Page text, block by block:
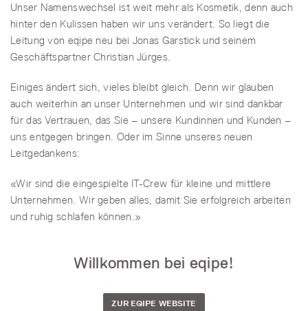
Unser Namenswechsel ist weit mehr als Kosmetik, denn auch
hinter den Kulissen haben wir uns verändert. So liegt die
Leitung von eqipe neu bei Jonas Garstick und seinem
Geschäftspartner Christian Jürges.
Einiges ändert sich, vieles bleibt gleich. Denn wir glauben
auch weiterhin an unser Unternehmen und wir sind dankbar
für das Vertrauen, das Sie – unsere Kundinnen und Kunden –
uns entgegen bringen. Oder im Sinne unseres neuen
Leitgedankens:
«Wir sind die eingespielte IT-Crew für kleine und mittlere
Unternehmen. Wir geben alles, damit Sie erfolgreich arbeiten
und ruhig schlafen können.»
Willkommen bei eqipe!
ZUR EQIPE WEBSITE